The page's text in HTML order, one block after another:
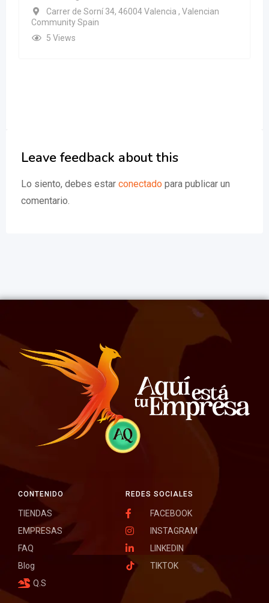
Carrer de Sorní 34, 46004 Valencia , Valencian
Community Spain
5 Views
Leave feedback about this
Lo siento, debes estar conectado para publicar un
comentario.
REDES SOCIALES
FACEBOOK
INSTAGRAM
LINKEDIN
TIKTOK
CONTENIDO
TIENDAS
EMPRESAS
FAQ
Blog
Q.S